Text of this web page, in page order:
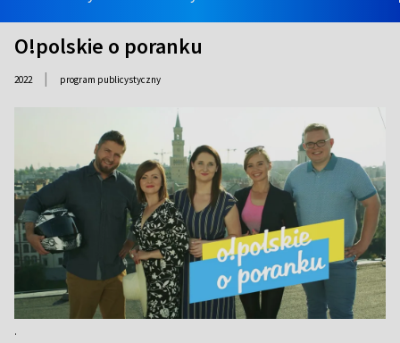
O!polskie o poranku
2022 | program publicystyczny
.